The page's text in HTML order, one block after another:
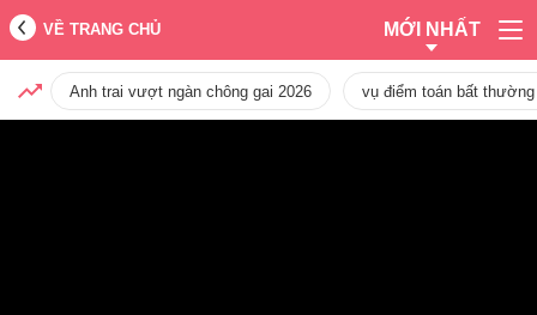
VỀ TRANG CHỦ MỚI NHẤT
Anh trai vượt ngàn chông gai 2026 vụ điểm toán bất